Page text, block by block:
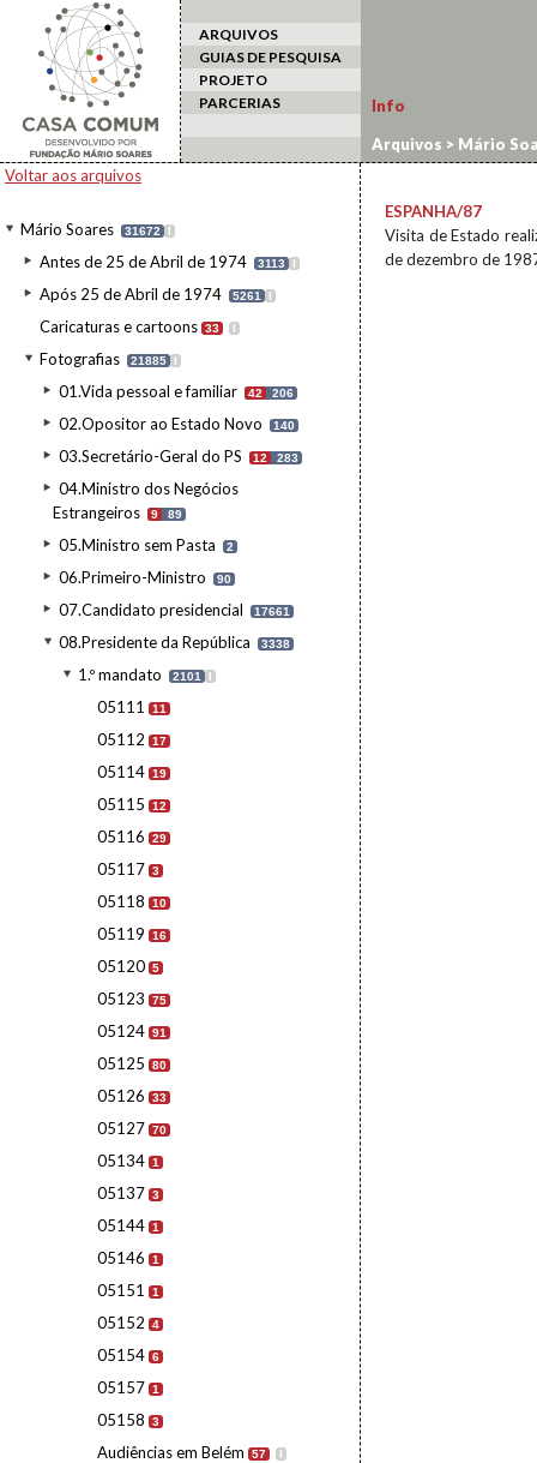
ARQUIVOS
GUIAS DE PESQUISA
PROJETO
PARCERIAS
Voltar aos arquivos
Mário Soares 31672 I
Antes de 25 de Abril de 1974 3113 I
Após 25 de Abril de 1974 5261 I
Caricaturas e cartoons 33 I
Fotografias 21885 I
01.Vida pessoal e familiar 42 206
02.Opositor ao Estado Novo 140
03.Secretário-Geral do PS 12 283
04.Ministro dos Negócios
Estrangeiros
9 89
05.Ministro sem Pasta 2
06.Primeiro-Ministro 90
07.Candidato presidencial 17661
08.Presidente da República 3338
1.º mandato 2101 I
05111 11
05112 17
05114 19
05115 12
05116 29
05117 3
05118 10
05119 16
05120 5
05123 75
05124 91
05125 80
05126 33
05127 70
05134 1
05137 3
05144 1
05146 1
05151 1
05152 4
05154 6
05157 1
05158 3
Audiências em Belém 57 I
Info
Arquivos > Mário
estrangeiro>
ESPANHA/87
Visita de Estado
de dezembro de